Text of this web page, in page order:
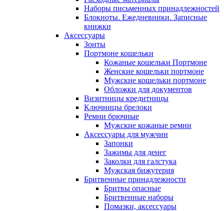
Наборы письменных принадлежностей
Блокноты. Ежедневники. Записные
книжки
Аксессуары
Зонты
Портмоне кошельки
Кожаные кошельки Портмоне
Женские кошельки портмоне
Мужские кошельки портмоне
Обложки для документов
Визитницы кредитницы
Ключницы брелоки
Ремни брючные
Мужские кожаные ремни
Аксессуары для мужчин
Запонки
Зажимы для денег
Заколки для галстука
Мужская бижутерия
Бритвенные принадлежности
Бритвы опасные
Бритвенные наборы
Помазки, аксессуары